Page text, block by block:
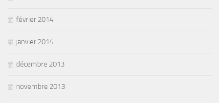
février 2014
janvier 2014
décembre 2013
novembre 2013